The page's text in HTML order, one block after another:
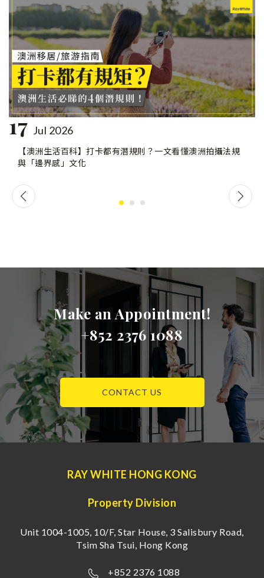
17 Jul 2026
【澳洲生活百科】打卡都有潛規則？一文看懂澳洲拍攝法規
與「邊界感」文化
Make an Appointment!
+852 2376 1088
CONTACT US
RAY WHITE HONG KONG
Property Division
Unit 1004-1005, 10/F, Star House, 3 Salisbury Road,
Tsim Sha Tsui, Hong Kong
+852 2376 1088